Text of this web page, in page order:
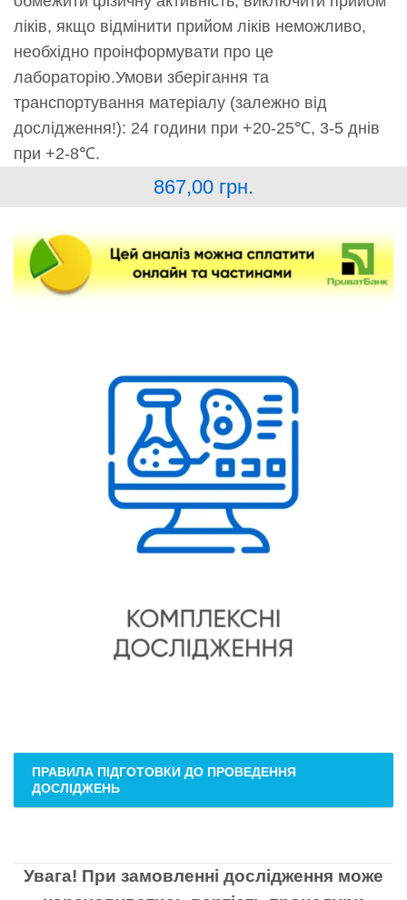
ліків, якщо відмінити прийом ліків неможливо,
необхідно проінформувати про це
лабораторію.Умови зберігання та
транспортування матеріалу (залежно від
дослідження!): 24 години при +20-25℃, 3-5 днів
при +2-8℃.
867,00 грн.
ПРАВИЛА ПІДГОТОВКИ ДО ПРОВЕДЕННЯ
ДОСЛІДЖЕНЬ
Увага! При замовленні дослідження може